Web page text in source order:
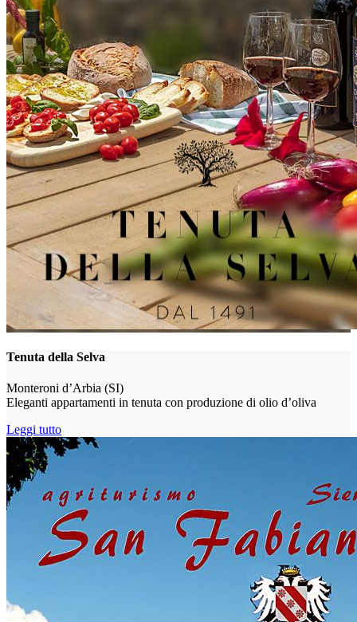
Tenuta della Selva
Monteroni d’Arbia (SI)
Eleganti appartamenti in tenuta con produzione di olio d’oliva
Leggi tutto